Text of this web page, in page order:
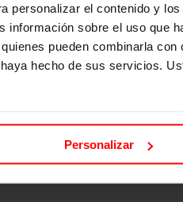
personalizar el contenido y
información sobre el uso que
pueden combinarla
hecho de sus servicios.
Personalizar